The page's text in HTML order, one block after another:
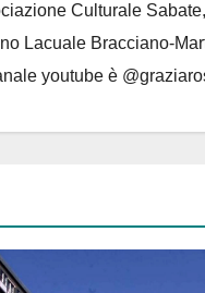
Culturale Sabate
Lacuale Bracciano-
youtube è